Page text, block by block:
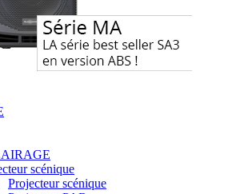
scénique
Projecteur scénique